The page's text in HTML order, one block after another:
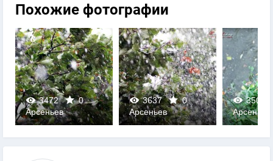
Похожие фотографии
3637
0
0
Арсеньев
3503
0
0
Арсеньев
3172
0